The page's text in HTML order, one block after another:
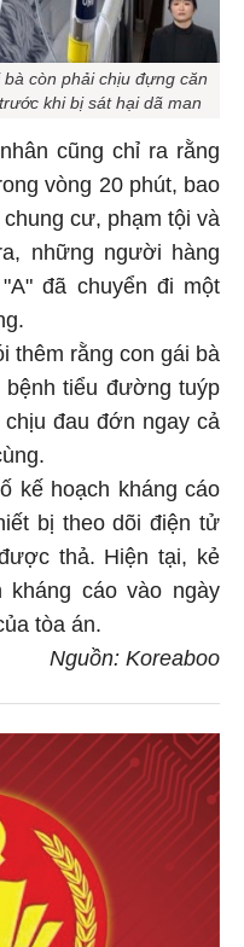
còn phải chịu đựng căn
khi bị sát hại dã man
cũng chỉ ra rằng
vòng 20 phút, bao
cư, phạm tội và
những người hàng
đã chuyển đi một
thêm rằng con gái bà
tiểu đường tuýp
đau đớn ngay cả
kế hoạch kháng cáo
bị theo dõi điện tử
thả. Hiện tại, kẻ
cáo vào ngày
tòa án.
Nguồn: Koreaboo